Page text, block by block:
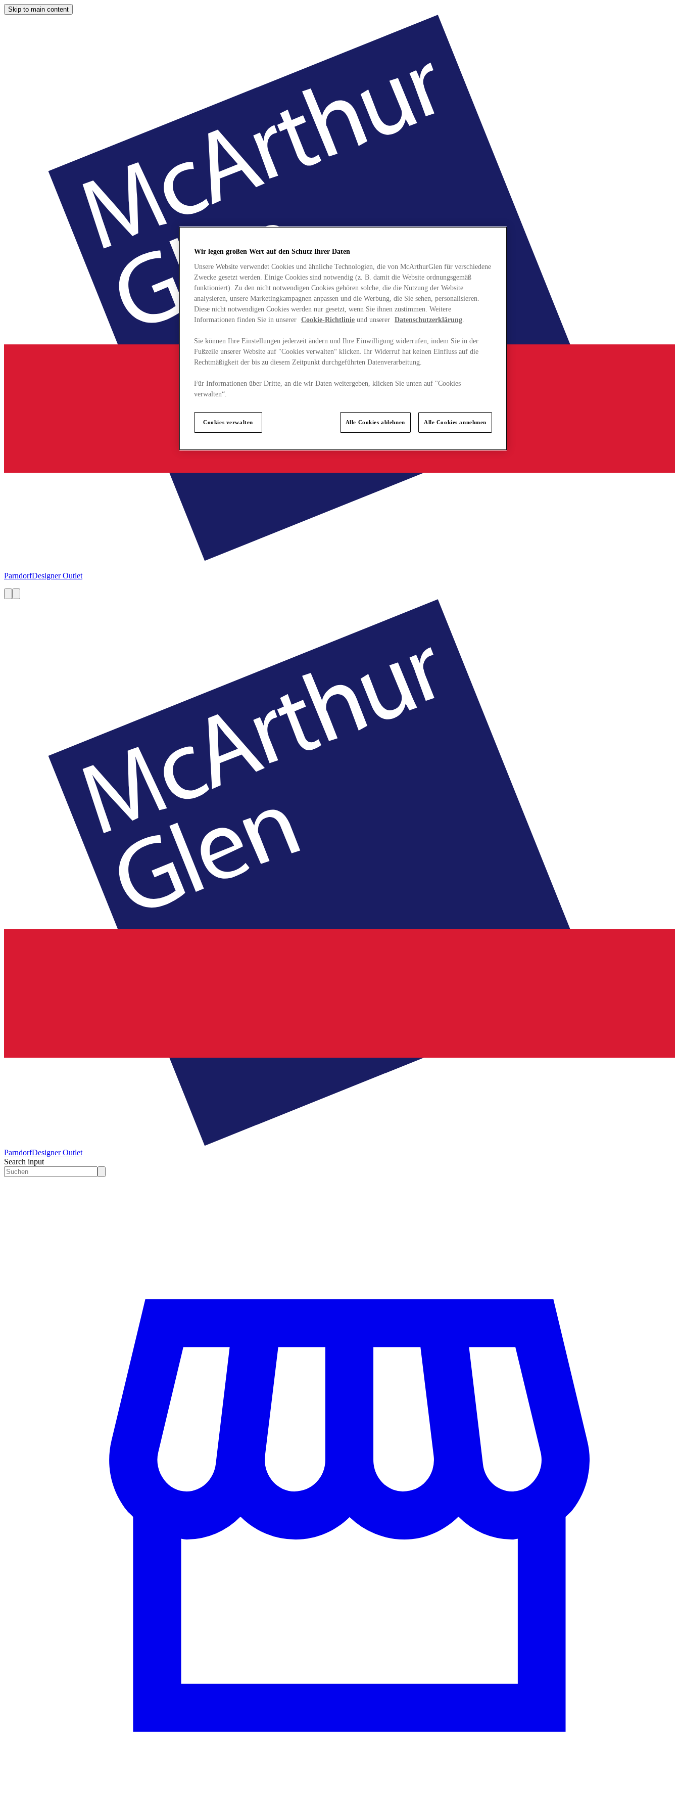
Skip to main content
ParndorfDesigner Outlet
ParndorfDesigner Outlet
Search input
Wir legen großen Wert auf den Schutz Ihrer Daten
Unsere Website verwendet Cookies und ähnliche Technologien, die von McArthurGlen für verschiedene
Zwecke gesetzt werden. Einige Cookies sind notwendig (z. B. damit die Website ordnungsgemäß
funktioniert). Zu den nicht notwendigen Cookies gehören solche, die die Nutzung der Website
analysieren, unsere Marketingkampagnen anpassen und die Werbung, die Sie sehen, personalisieren.
Diese nicht notwendigen Cookies werden nur gesetzt, wenn Sie ihnen zustimmen. Weitere
Informationen finden Sie in unserer Cookie-Richtlinie und unserer Datenschutzerklärung.
Sie können Ihre Einstellungen jederzeit ändern und Ihre Einwilligung widerrufen, indem Sie in der
Fußzeile unserer Website auf "Cookies verwalten“ klicken. Ihr Widerruf hat keinen Einfluss auf die
Rechtmäßigkeit der bis zu diesem Zeitpunkt durchgeführten Datenverarbeitung.
Für Informationen über Dritte, an die wir Daten weitergeben, klicken Sie unten auf "Cookies
verwalten“.
Cookies verwalten Alle Cookies ablehnen Alle Cookies annehmen